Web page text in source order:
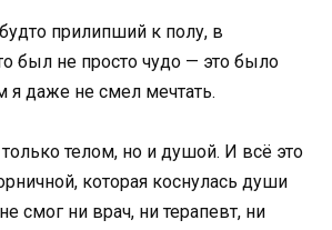
прилипший к полу, в
был не просто чудо — это было
я даже не смел мечтать.
телом, но и душой. И всё это
которая коснулась души
смог ни врач, ни терапевт, ни